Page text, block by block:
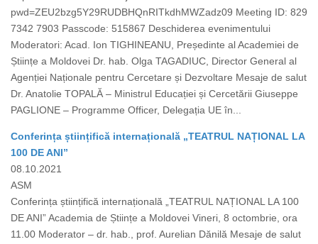
pwd=ZEU2bzg5Y29RUDBHQnRITkdhMWZadz09 Meeting ID: 829
7342 7903 Passcode: 515867 Deschiderea evenimentului
Moderatori: Acad. Ion TIGHINEANU, Președinte al Academiei de
Științe a Moldovei Dr. hab. Olga TAGADIUC, Director General al
Agenției Naționale pentru Cercetare și Dezvoltare Mesaje de salut
Dr. Anatolie TOPALĂ – Ministrul Educației și Cercetării Giuseppe
PAGLIONE – Programme Officer, Delegația UE în...
Conferința științifică internațională „TEATRUL NAȚIONAL LA
100 DE ANI”
08.10.2021
ASM
Conferința științifică internațională „TEATRUL NAȚIONAL LA 100
DE ANI” Academia de Științe a Moldovei Vineri, 8 octombrie, ora
11.00 Moderator – dr. hab., prof. Aurelian Dănilă Mesaje de salut